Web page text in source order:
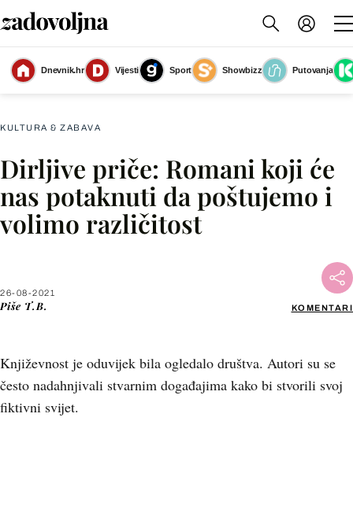
Dnevnik.hr Vijesti Sport Showbizz
Putovanja
Elif Shafak: Otok nestalih stabala
(Foto: Sonja Kovač)
KULTURA & ZABAVA
Dirljive priče: Romani koji će
nas potaknuti da poštujemo i
volimo različitost
26-08-2021
Piše T.B. KOMENTARI
Književnost je oduvijek bila ogledalo društva. Autori su se
često nadahnjivali stvarnim događajima kako bi stvorili svoj
fiktivni svijet.
Facebook
X